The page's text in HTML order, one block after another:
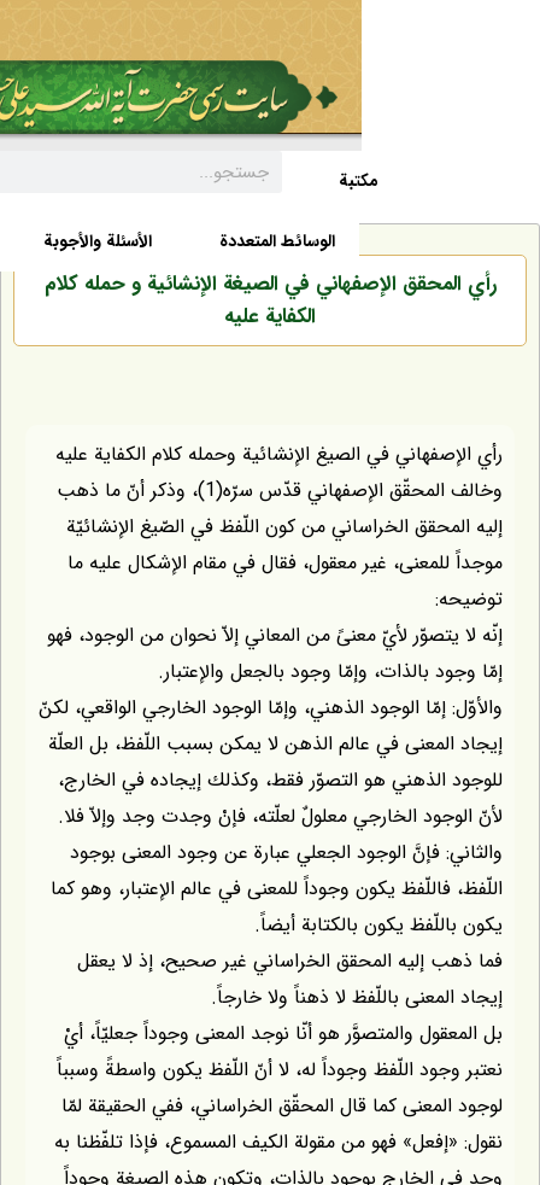
الأخبار السيرة الذاتية
الأسئلة والأجوبة الوسائط المتعددة
الإصفهاني في الصيغة الإنشائية و حمله كلام
الكفاية عليه
في الصيغ الإنشائية وحمله كلام الكفاية عليه
وخالف المحقّق الإصفهاني قدّس سرّه(1)، وذكر أنّ ما ذهب
الخراساني من كون اللّفظ في الصّيغ الإنشائيّة
غير معقول، فقال في مقام الإشكال عليه ما
لأيّ معنىً من المعاني إلاّ نحوان من الوجود، فهو
بالذات، وإمّا وجود بالجعل والإعتبار.
إمّا الوجود الذهني، وإمّا الوجود الخارجي الواقعي، لكنّ
في عالم الذهن لا يمكن بسبب اللّفظ، بل العلّة
الذهني هو التصوّر فقط، وكذلك إيجاده في الخارج،
الخارجي معلولٌ لعلّته، فإنْ وجدت وجد وإلاّ فلا.
فإنَّ الوجود الجعلي عبارة عن وجود المعنى بوجود
يكون وجوداً للمعنى في عالم الإعتبار، وهو كما
يكون بالكتابة أيضاً.
إليه المحقق الخراساني غير صحيح، إذ لا يعقل
باللّفظ لا ذهناً ولا خارجاً.
والمتصوَّر هو أنّا نوجد المعنى وجوداً جعليّاً، أيْ
اللّفظ وجوداً له، لا أنّ اللّفظ يكون واسطةً وسبباً
كما قال المحقّق الخراساني، ففي الحقيقة لمّا
فهو من مقولة الكيف المسموع، فإذا تلفّظنا به
بوجود بالذات، وتكون هذه الصيغة وجوداً